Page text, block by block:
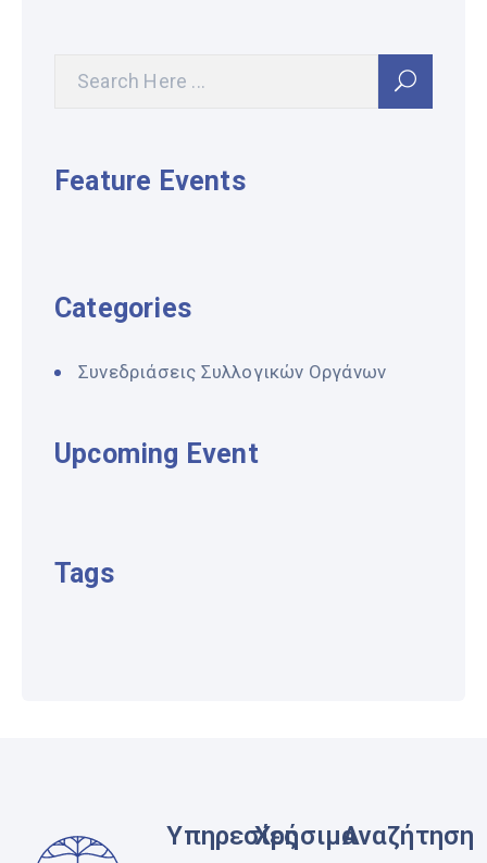
Feature Events
Categories
Συνεδριάσεις Συλλογικών Οργάνων
Upcoming Event
Tags
ΥπηρεσίεςΧρήσιμαΑναζήτηση